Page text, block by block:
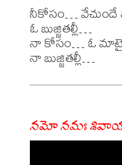
నీకోసం…
ఓ బుజ్జితల్లీ…
నా కోసం… ఓ
నమో నమః